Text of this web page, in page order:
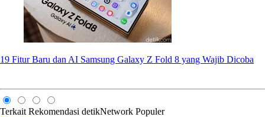
19 Fitur Baru dan AI Samsung Galaxy Z Fold 8 yang Wajib Dicoba
Terkait Rekomendasi detikNetwork Populer